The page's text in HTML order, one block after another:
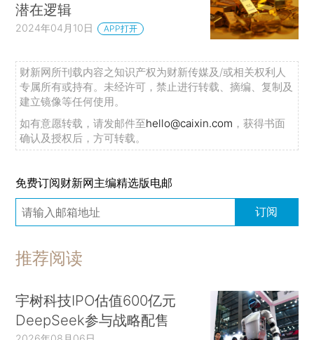
潜在逻辑
2024年04月10日 APP打开
财新网所刊载内容之知识产权为财新传媒及/或相关权利人
专属所有或持有。未经许可，禁止进行转载、摘编、复制及
建立镜像等任何使用。
如有意愿转载，请发邮件至hello@caixin.com ，获得书面
确认及授权后，方可转载。
免费订阅财新网主编精选版电邮
订阅
推荐阅读
宇树科技IPO估值600亿元
DeepSeek参与战略配售